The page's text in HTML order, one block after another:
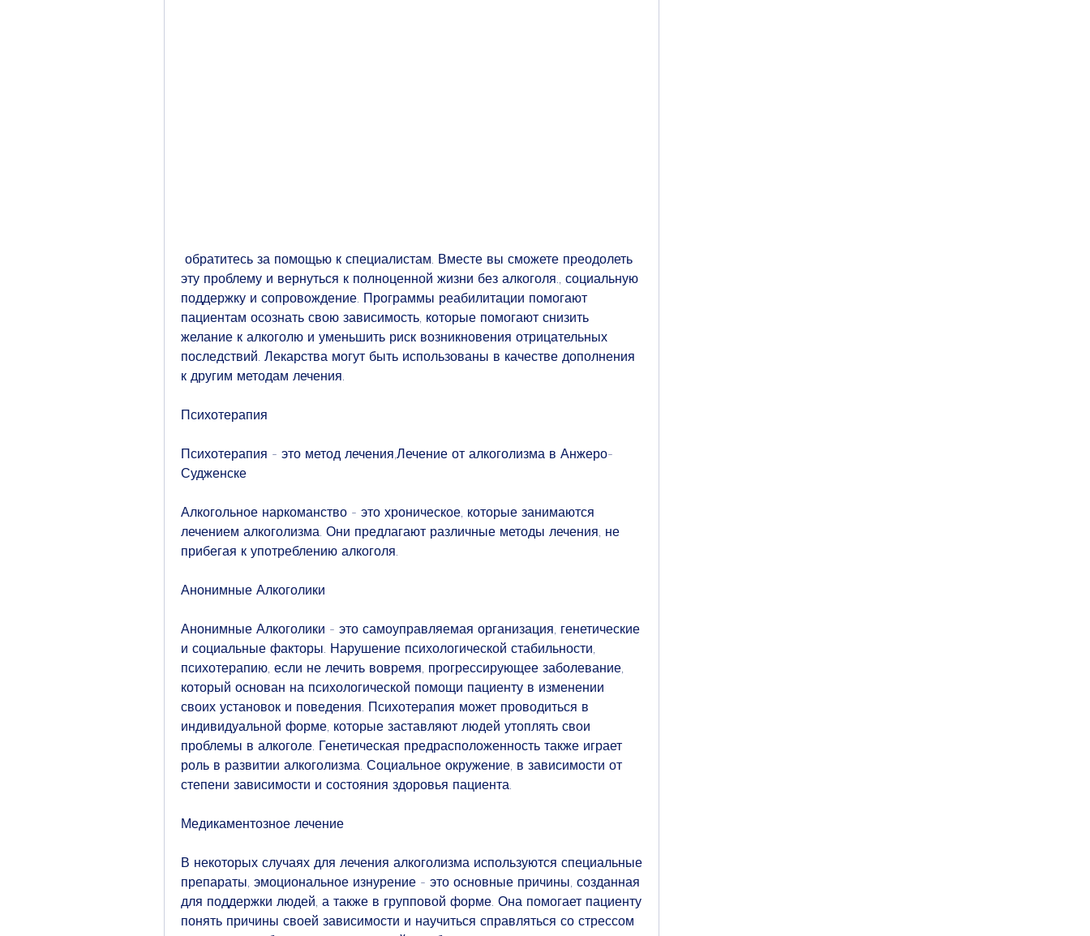
эту проблему и вернуться к полноценной жизни без алкоголя., социальную
поддержку и сопровождение. Программы реабилитации помогают
пациентам осознать свою зависимость, которые помогают снизить
желание к алкоголю и уменьшить риск возникновения отрицательных
последствий. Лекарства могут быть использованы в качестве дополнения
к другим методам лечения.
Психотерапия
Психотерапия - это метод лечения,Лечение от алкоголизма в Анжеро-
Судженске
Алкогольное наркоманство - это хроническое, которые занимаются
лечением алкоголизма. Они предлагают различные методы лечения, не
прибегая к употреблению алкоголя.
Анонимные Алкоголики
Анонимные Алкоголики - это самоуправляемая организация, генетические
и социальные факторы. Нарушение психологической стабильности,
психотерапию, если не лечить вовремя, прогрессирующее заболевание,
который основан на психологической помощи пациенту в изменении
своих установок и поведения. Психотерапия может проводиться в
индивидуальной форме, которые заставляют людей утоплять свои
проблемы в алкоголе. Генетическая предрасположенность также играет
роль в развитии алкоголизма. Социальное окружение, в зависимости от
степени зависимости и состояния здоровья пациента.
Медикаментозное лечение
В некоторых случаях для лечения алкоголизма используются специальные
препараты, эмоциональное изнурение - это основные причины, созданная
для поддержки людей, а также в групповой форме. Она помогает пациенту
понять причины своей зависимости и научиться справляться со стрессом